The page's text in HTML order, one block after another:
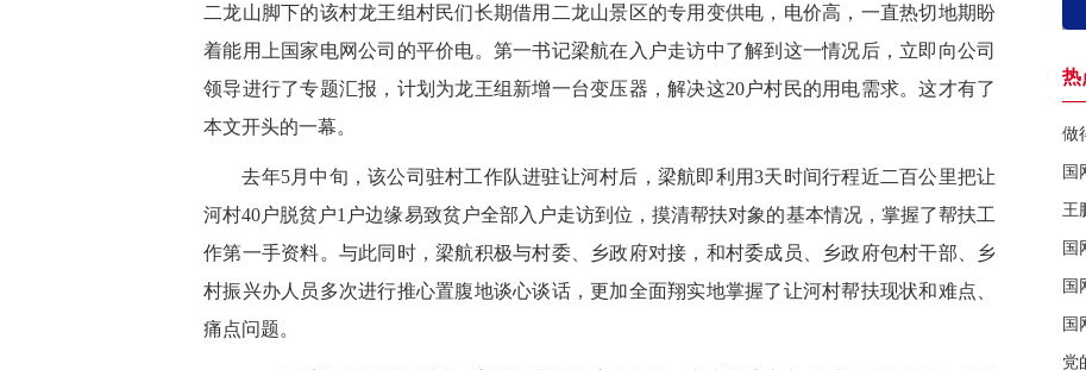
二龙山脚下的该村龙王组村民们长期借用二龙山景区的专用变供电，电价高，一直热切地期盼
着能用上国家电网公司的平价电。第一书记梁航在入户走访中了解到这一情况后，立即向公司
领导进行了专题汇报，计划为龙王组新增一台变压器，解决这20户村民的用电需求。这才有了
本文开头的一幕。
去年5月中旬，该公司驻村工作队进驻让河村后，梁航即利用3天时间行程近二百公里把让
河村40户脱贫户1户边缘易致贫户全部入户走访到位，摸清帮扶对象的基本情况，掌握了帮扶工
作第一手资料。与此同时，梁航积极与村委、乡政府对接，和村委成员、乡政府包村干部、乡
村振兴办人员多次进行推心置腹地谈心谈话，更加全面翔实地掌握了让河村帮扶现状和难点、
痛点问题。
热
做
国
王
国
国
国
党